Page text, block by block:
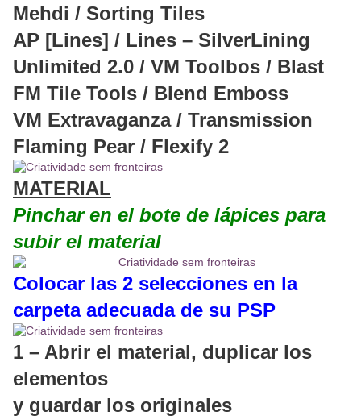
Mehdi / Sorting Tiles
AP [Lines] / Lines – SilverLining
Unlimited 2.0 / VM Toolbos / Blast
FM Tile Tools / Blend Emboss
VM Extravaganza / Transmission
Flaming Pear / Flexify 2
MATERIAL
Pinchar en el bote de lápices para
subir el material
Colocar las 2 selecciones en la
carpeta adecuada de su PSP
1 – Abrir el material, duplicar los
elementos
y guardar los originales